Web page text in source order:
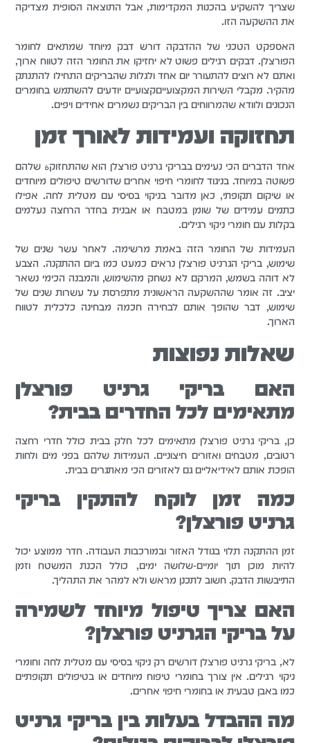
שצריך להשקיע בהכנות המקדימות, אבל התוצאה הסופית מצדיקה
את ההשקעה הזו.
האספקט הטכני של ההדבקה דורש דבק מיוחד שמתאים לחומר
הפורצלן. דבקים רגילים פשוט לא יחזיקו את החומר הזה לטווח ארוך,
ואתם לא רוצים להתעורר יום אחד ולגלות שהבריקים התחילו להתנתק
מהקיר. מקבלי השירות המקצועייםקצועיים יודעים להשתמש בחומרים
הנכונים ולוודא שהמרווחים בין הבריקים נשמרים אחידים ויפים.
תחזוקה ועמידות לאורך זמן
אחד הדברים הכי נעימים בבריקי גרניט פורצלן הוא שהתחזוקة שלהם
פשוטה במיוחד. בניגוד לחומרי חיפוי אחרים שדורשים טיפולים מיוחדים
או שיקום תקופתי, כאן מדובר בניקוי בסיסי עם מטלית לחה. אפילו
כתמים עמידים של שומן במטבח או אבנית בחדר הרחצה נעלמים
בקלות עם חומרי ניקוי רגילים.
העמידות של החומר הזה באמת מרשימה. לאחר עשר שנים של
שימוש, בריקי הגרניט פורצלן נראים כמעט כמו ביום ההתקנה. הצבע
לא דוהה בשמש, המרקם לא נשחק מהשימוש, והמבנה הכימי נשאר
יציב. זה אומר שההשקעה הראשונית מתפרסת על עשרות שנים של
שימוש, דבר שהופך אותם לבחירה חכמה מבחינה כלכלית לטווח
הארוך.
שאלות נפוצות
האם בריקי גרניט פורצלן
מתאימים לכל החדרים בבית?
כן, בריקי גרניט פורצלן מתאימים לכל חלק בבית כולל חדרי רחצה
רטובים, מטבחים ואזורים חיצוניים. העמידות שלהם בפני מים ולחות
הופכת אותם לאידיאליים גם לאזורים הכי מאתגרים בבית.
כמה זמן לוקח להתקין בריקי
גרניט פורצלן?
זמן ההתקנה תלוי בגודל האזור ובמורכבות העבודה. חדר ממוצע יכול
להיות מוכן תוך יומיים-שלושה ימים, כולל הכנת המשטח וזמן
התייבשות הדבק. חשוב לתכנן מראש ולא למהר את התהליך.
האם צריך טיפול מיוחד לשמירה
על בריקי הגרניט פורצלן?
לא, בריקי גרניט פורצלן דורשים רק ניקוי בסיסי עם מטלית לחה וחומרי
ניקוי רגילים. אין צורך בחומרי טיפוח מיוחדים או בטיפולים תקופתיים
כמו באבן טבעית או בחומרי חיפוי אחרים.
מה ההבדל בעלות בין בריקי גרניט